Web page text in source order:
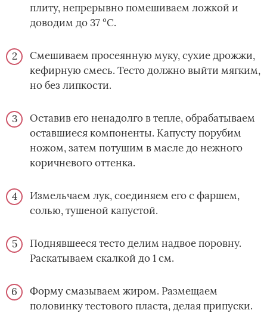
плиту, непрерывно помешиваем ложкой и
доводим до 37 °С.
Смешиваем просеянную муку, сухие дрожжи,
кефирную смесь. Тесто должно выйти мягким,
но без липкости.
Оставив его ненадолго в тепле, обрабатываем
оставшиеся компоненты. Капусту порубим
ножом, затем потушим в масле до нежного
коричневого оттенка.
Измельчаем лук, соединяем его с фаршем,
солью, тушеной капустой.
Поднявшееся тесто делим надвое поровну.
Раскатываем скалкой до 1 см.
Форму смазываем жиром. Размещаем
половинку тестового пласта, делая припуски.